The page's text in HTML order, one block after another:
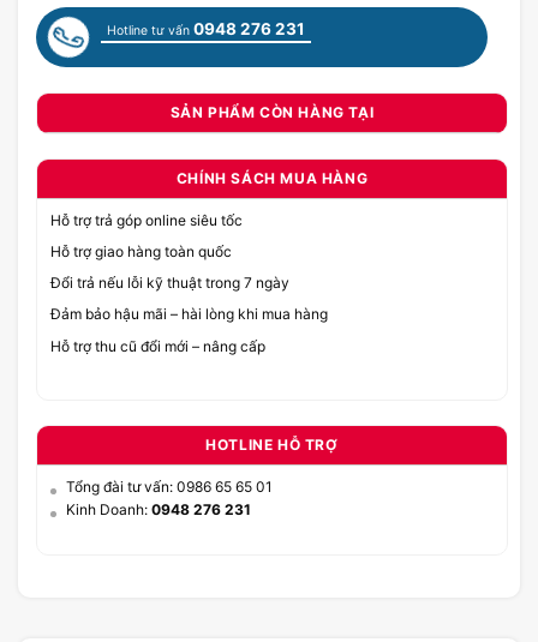
Hotline tư vấn 0948 276 231
SẢN PHẨM CÒN HÀNG TẠI
CHÍNH SÁCH MUA HÀNG
Hỗ trợ trả góp online siêu tốc
Hỗ trợ giao hàng toàn quốc
Đổi trả nếu lỗi kỹ thuật trong 7 ngày
Đảm bảo hậu mãi – hài lòng khi mua hàng
Hỗ trợ thu cũ đổi mới – nâng cấp
HOTLINE HỖ TRỢ
Tổng đài tư vấn: 0986 65 65 01
Kinh Doanh: 0948 276 231